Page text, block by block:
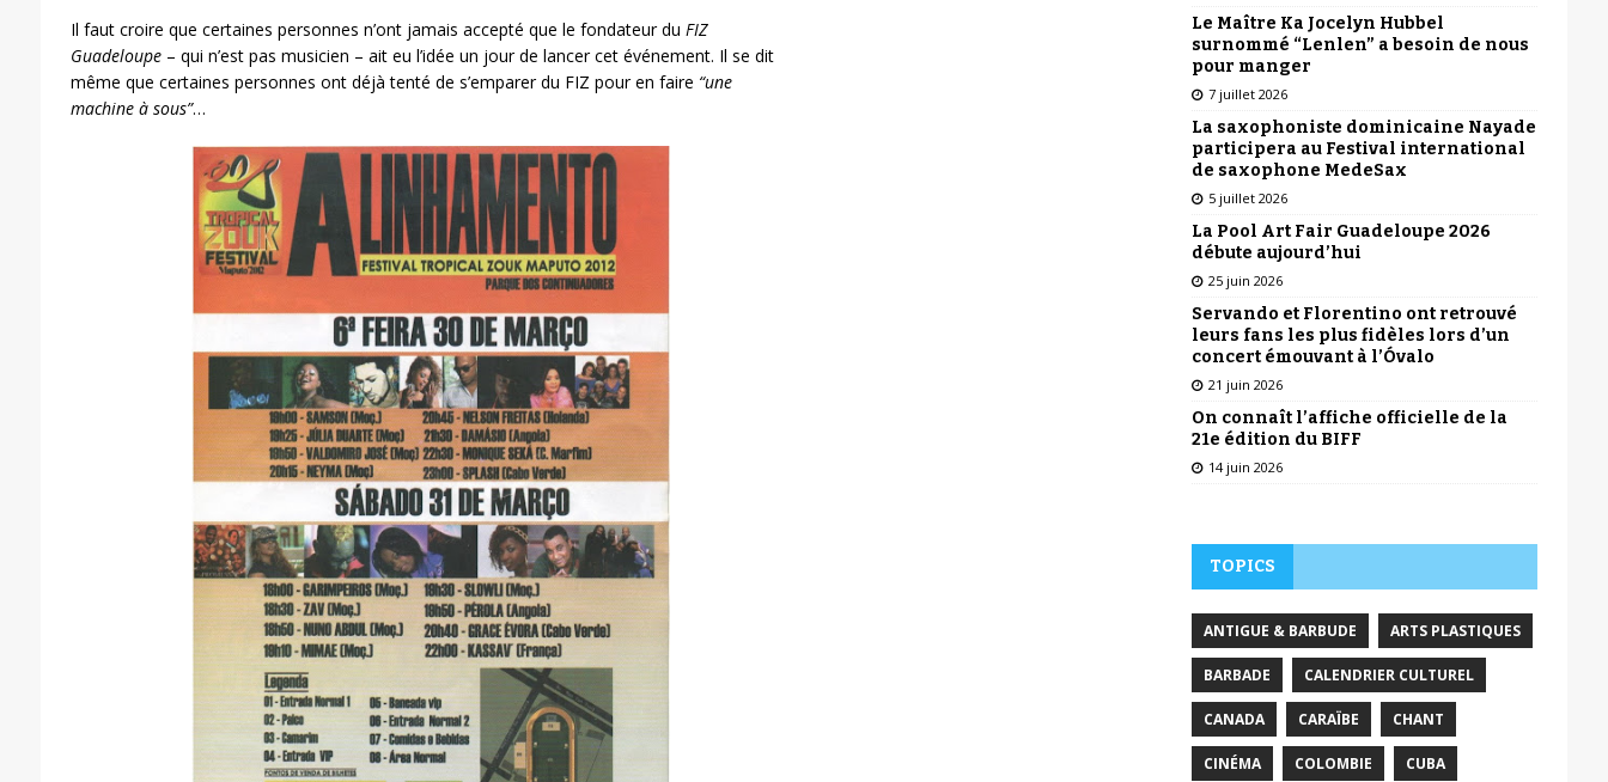
Il faut croire que certaines personnes n’ont jamais accepté que le fondateur du FIZ
Guadeloupe– qui n’est pas musicien – ait eu l’idée un jour de lancer cet événement. Il se dit
même que certaines personnes ont déjà tenté de s’emparer du FIZ pour en faire “une
machine à sous”…
Le Maître Ka Jocelyn Hubbel
surnommé “Lenlen” a besoin de nous
pour manger
7 juillet 2026
La saxophoniste dominicaine Nayade
participera au Festival international
de saxophone MedeSax
5 juillet 2026
La Pool Art Fair Guadeloupe 2026
débute aujourd’hui
25 juin 2026
Servando et Florentino ont retrouvé
leurs fans les plus fidèles lors d’un
concert émouvant à l’Óvalo
21 juin 2026
On connaît l’affiche officielle de la
21e édition du BIFF
14 juin 2026
TOPICS
ANTIGUE & BARBUDE ARTS PLASTIQUES
BARBADE CALENDRIER CULTUREL
CANADA CARAÏBE CHANT
CINÉMA COLOMBIE CUBA